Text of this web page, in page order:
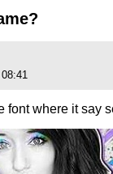
font where it say